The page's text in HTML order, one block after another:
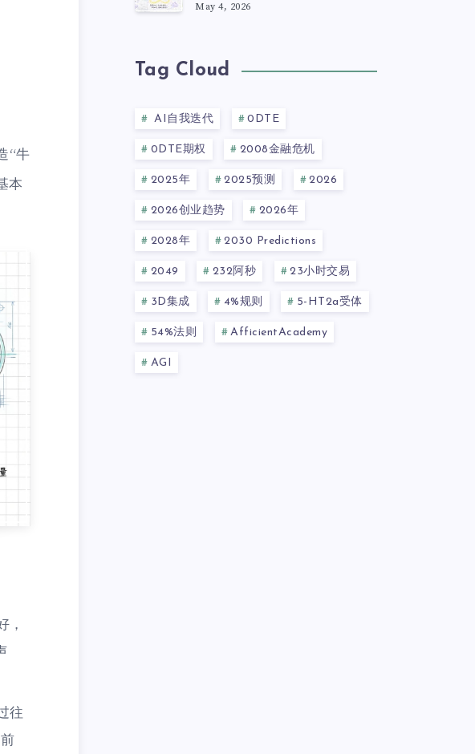
“牛
本
，
往
May 4, 2026
Tag Cloud
AI自我迭代 0DTE
0DTE期权 2008金融危机
2025年 2025预测 2026
2026创业趋势 2026年
2028年 2030 Predictions
2049 232阿秒 23小时交易
3D集成 4%规则 5-HT2a受体
54%法则 AfficientAcademy
AGI